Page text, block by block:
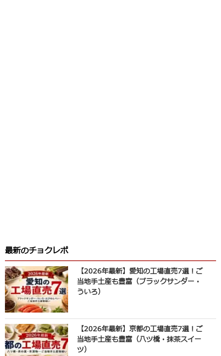
最新のチョクレポ
【2026年最新】愛知の工場直売7選！ご
当地手土産も豊富（ブラックサンダー・
ういろ）
【2026年最新】京都の工場直売7選！ご
当地手土産も豊富（八ツ橋・抹茶スイー
ツ）